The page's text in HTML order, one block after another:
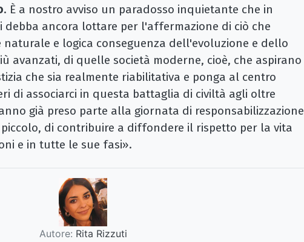
. È a nostro avviso un paradosso inquietante che in
debba ancora lottare per l'affermazione di ciò che
naturale e logica conseguenza dell'evoluzione e dello
avanzati, di quelle società moderne, cioè, che aspirano
che sia realmente riabilitativa e ponga al centro
di associarci in questa battaglia di civiltà agli oltre
già preso parte alla giornata di responsabilizzazione
di contribuire a diffondere il rispetto per la vita
e in tutte le sue fasi».
Autore: Rita Rizzuti